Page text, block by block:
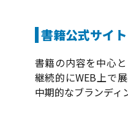
書籍公式サイト
書籍の内容を中心
継続的にWEB上で
中期的なブランディ